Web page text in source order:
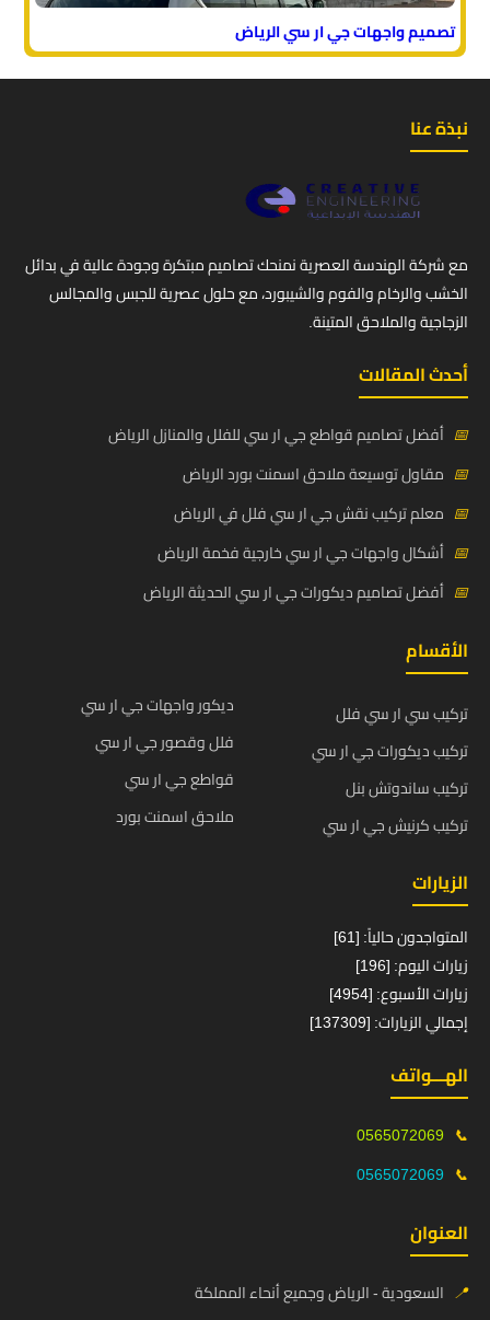
تصميم واجهات جي ار سي الرياض
نبذة عنا
مع شركة الهندسة العصرية نمنحك تصاميم مبتكرة وجودة عالية في بدائل
الخشب والرخام والفوم والشيبورد، مع حلول عصرية للجبس والمجالس
الزجاجية والملاحق المتينة.
أحدث المقالات
📅 أفضل تصاميم قواطع جي ار سي للفلل والمنازل الرياض
📅 مقاول توسيعة ملاحق اسمنت بورد الرياض
📅 معلم تركيب نقش جي ار سي فلل في الرياض
📅 أشكال واجهات جي ار سي خارجية فخمة الرياض
📅 أفضل تصاميم ديكورات جي ار سي الحديثة الرياض
الأقسام
تركيب سي ار سي فلل
تركيب ديكورات جي ار سي
تركيب ساندوتش بنل
تركيب كرنيش جي ار سي
ديكور واجهات جي ار سي
فلل وقصور جي ار سي
قواطع جي ار سي
ملاحق اسمنت بورد
الزيارات
المتواجدون حالياً: [61]
زيارات اليوم: [196]
زيارات الأسبوع: [4954]
إجمالي الزيارات: [137309]
الهـــواتف
📞
0565072069
📞
0565072069
العنوان
📍 السعودية - الرياض وجميع أنحاء المملكة